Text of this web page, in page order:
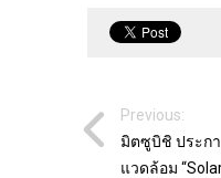
Previous:
มิตซูบิชิ ประก
แวดล้อม